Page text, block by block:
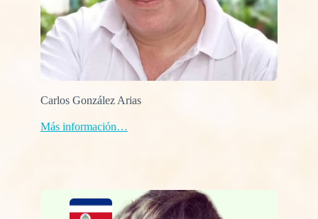
Carlos González Arias
Más información…